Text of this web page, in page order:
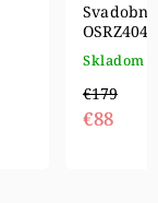
OSRZ4045
Skladom
€179
€88